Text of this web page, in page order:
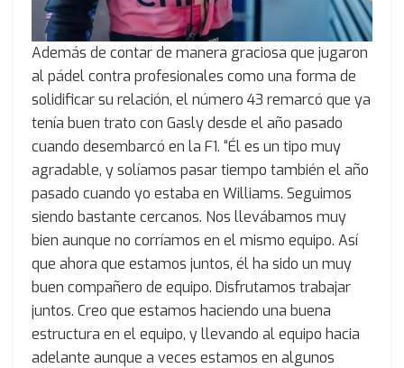
Además de contar de manera graciosa que jugaron
al pádel contra profesionales como una forma de
solidificar su relación, el número 43 remarcó que ya
tenía buen trato con Gasly desde el año pasado
cuando desembarcó en la F1. “Él es un tipo muy
agradable, y solíamos pasar tiempo también el año
pasado cuando yo estaba en Williams. Seguimos
siendo bastante cercanos. Nos llevábamos muy
bien aunque no corríamos en el mismo equipo. Así
que ahora que estamos juntos, él ha sido un muy
buen compañero de equipo. Disfrutamos trabajar
juntos. Creo que estamos haciendo una buena
estructura en el equipo, y llevando al equipo hacia
adelante aunque a veces estamos en algunos